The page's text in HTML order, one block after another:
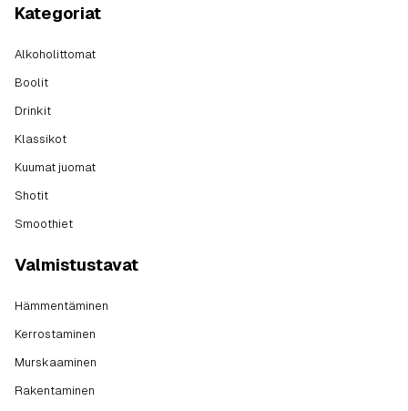
Kategoriat
Alkoholittomat
Boolit
Drinkit
Klassikot
Kuumat juomat
Shotit
Smoothiet
Valmistustavat
Hämmentäminen
Kerrostaminen
Murskaaminen
Rakentaminen